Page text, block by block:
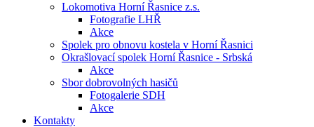
Lokomotiva Horní Řasnice z.s.
Fotografie LHŘ
Akce
Spolek pro obnovu kostela v Horní Řasnici
Okrašlovací spolek Horní Řasnice - Srbská
Akce
Sbor dobrovolných hasičů
Fotogalerie SDH
Akce
Kontakty